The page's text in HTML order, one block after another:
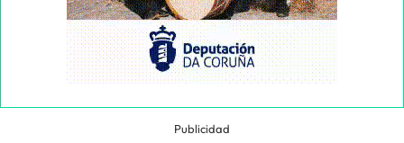
Publicidad